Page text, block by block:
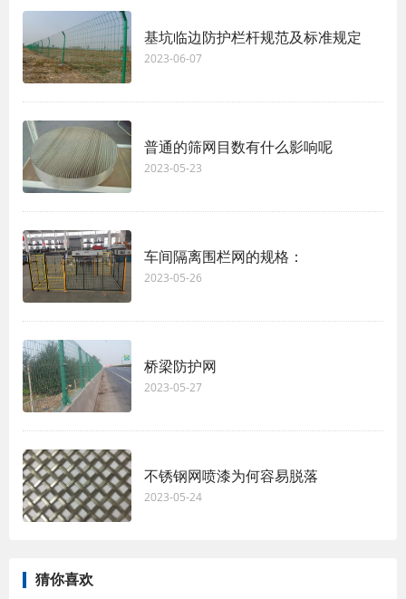
基坑临边防护栏杆规范及标准规定
2023-06-07
普通的筛网目数有什么影响呢
2023-05-23
车间隔离围栏网的规格：
2023-05-26
桥梁防护网
2023-05-27
不锈钢网喷漆为何容易脱落
2023-05-24
猜你喜欢